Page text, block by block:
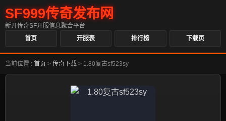
SF999传奇发布网
新开传奇SF开服信息聚合平台
首页
开服表 排行榜 下载页
当前位置 : 首页 > 传奇下载 > 1.80复古sf523sy